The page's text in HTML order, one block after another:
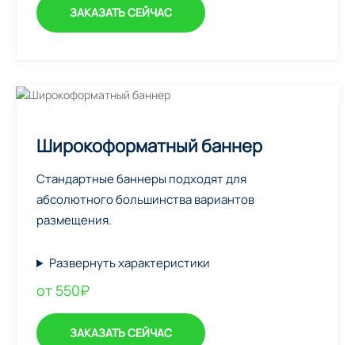
ЗАКАЗАТЬ СЕЙЧАС
Широкоформатный баннер
Стандартные баннеры подходят для
абсолютного большинства вариантов
размещения.
Развернуть характеристики
от 550₽
ЗАКАЗАТЬ СЕЙЧАС